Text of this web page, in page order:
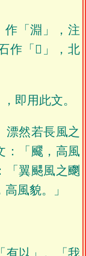
作「淵」，注
作「𣿖」，北
即用此文。
漂然若長風之
：「飂，高風
「翼颸風之䬟
風貌。」
有以」。「我